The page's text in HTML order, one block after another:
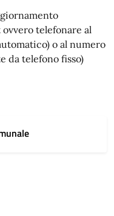
telefonare al
o al numero
da telefono fisso)